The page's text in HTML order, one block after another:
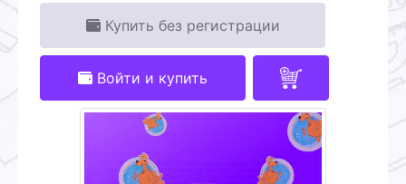
Купить без регистрации
Войти и купить